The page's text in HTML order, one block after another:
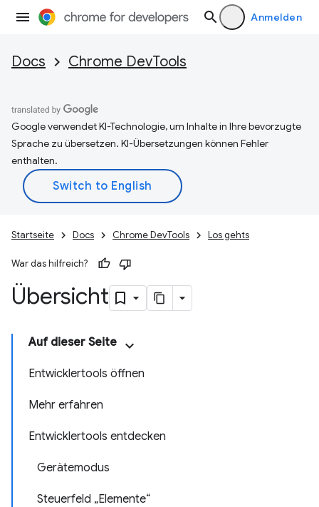
Anmelden
Docs Chrome DevTools
Google verwendet KI-Technologie, um Inhalte in Ihre bevorzugte
Sprache zu übersetzen. KI-Übersetzungen können Fehler
enthalten.
Startseite Docs Chrome DevTools Los gehts
War das hilfreich?
Übersicht
Auf dieser Seite
Entwicklertools öffnen
Mehr erfahren
Entwicklertools entdecken
Gerätemodus
Steuerfeld „Elemente“